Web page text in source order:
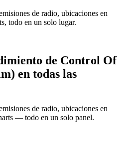
de radio, ubicaciones en
todo en un solo lugar.
de Control Of
en todas las
de radio, ubicaciones en
— todo en un solo panel.